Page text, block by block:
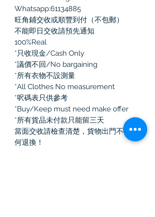
Whatsapp:61134885
旺角鋪交收或順豐到付（不包郵）
不能即日交收請預先通知
100%Real
*只收現金/Cash Only
*議價不回/No bargaining
*所有衣物不設測量
*All Clothes No measurement
*呎碼表只供參考
*Buy/Keep must need make offer
*所有貨品未付款只能留三天
當面交收請檢查清楚，貨物出門不作任
何退換！